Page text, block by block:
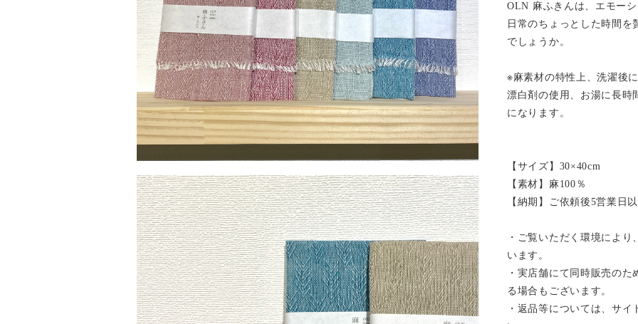
OLN 麻ふきんは、エモー
日常のちょっとした時間
でしょうか。
※麻素材の特性上、洗濯後
漂白剤の使用、お湯に長時
になります。
【サイズ】30×40cm
【素材】麻100％
【納期】ご依頼後5営業日
・ご覧いただく環境によ
います。
・実店舗にて同時販売の
る場合もございます。
・返品等については、サ